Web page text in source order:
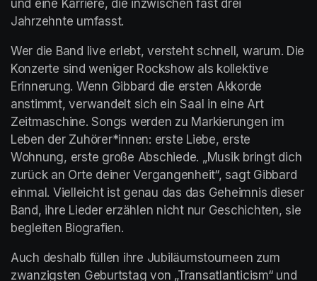
und eine Karriere, die inzwischen fast drei
Jahrzehnte umfasst.
Wer die Band live erlebt, versteht schnell, warum. Die
Konzerte sind weniger Rockshow als kollektive
Erinnerung. Wenn Gibbard die ersten Akkorde
anstimmt, verwandelt sich ein Saal in eine Art
Zeitmaschine. Songs werden zu Markierungen im
Leben der Zuhörer*innen: erste Liebe, erste
Wohnung, erste große Abschiede. „Musik bringt dich
zurück an Orte deiner Vergangenheit“, sagt Gibbard
einmal. Vielleicht ist genau das das Geheimnis dieser
Band, ihre Lieder erzählen nicht nur Geschichten, sie
begleiten Biografien.
Auch deshalb füllen ihre Jubiläumstourneen zum
zwanzigsten Geburtstag von „Transatlanticism“ und